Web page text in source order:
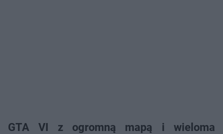
GTA VI z ogromną mapą i wieloma